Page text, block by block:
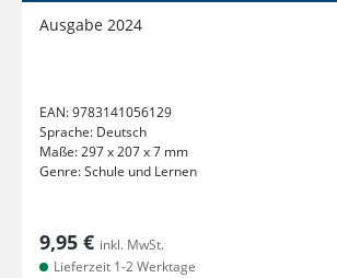
Ausgabe 2024
EAN:9783141056129
Sprache: Deutsch
Maße:297 x 207 x 7 mm
Genre:Schule und Lernen
9,95 € inkl. MwSt.
Lieferzeit 1-2 Werktage